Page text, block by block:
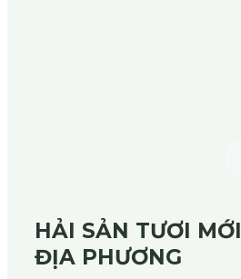
HẢI SẢN TƯƠI MỚI
ĐỊA PHƯƠNG